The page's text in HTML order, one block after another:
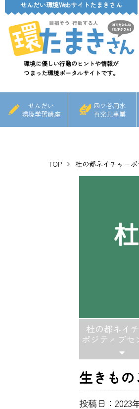
せんだい環境Webサイトたまきさん
環境に優しい行動のヒントや情報が
つまった環境ポータルサイトです。
せんだい
環境学習講座
四ツ谷用水
再発見事業
TOP 杜の都ネイチャー
杜の都ネイ
ポジティブセ
生きも
投稿日：2023